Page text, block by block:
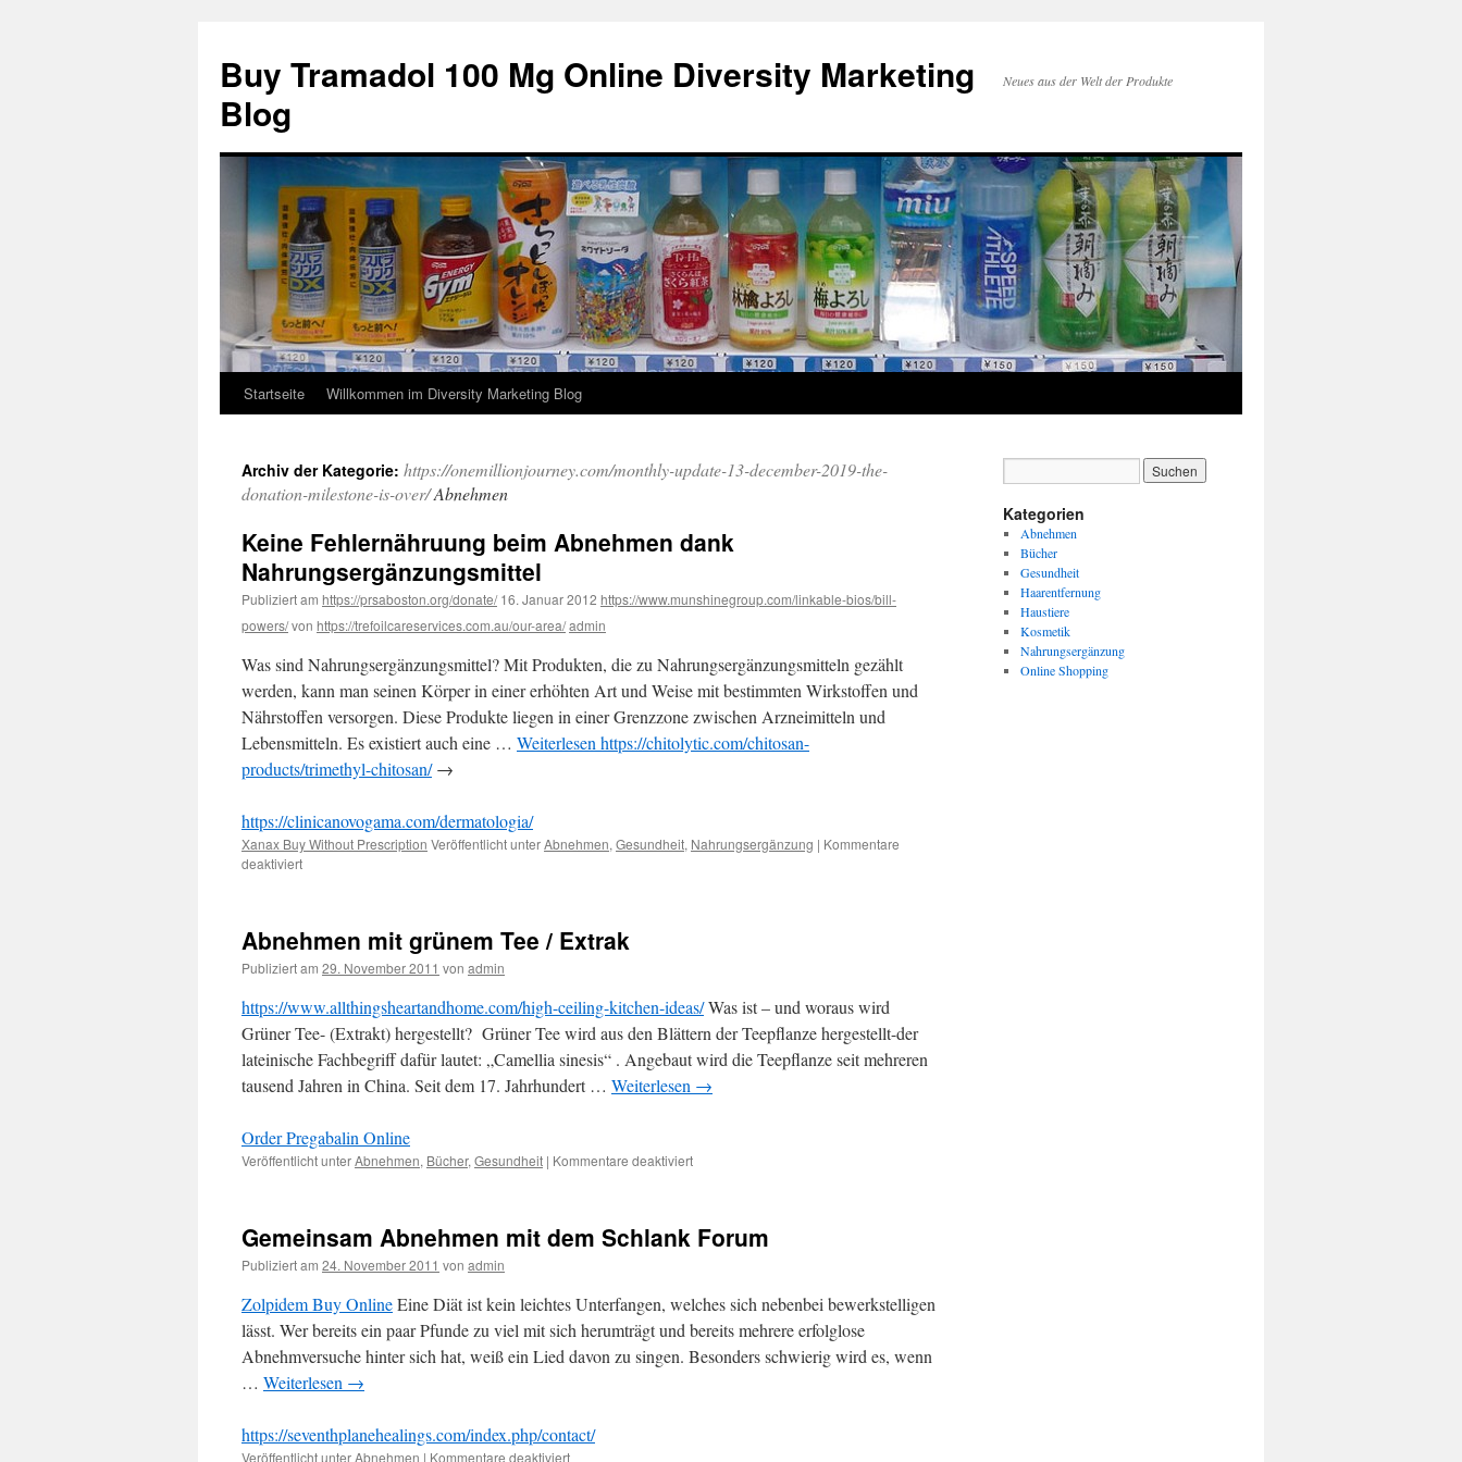
Buy Tramadol 100 Mg Online Diversity Marketing
Blog
Neues aus der Welt der Produkte
Springe
Inhalt
Startseite Willkommen im Diversity Marketing Blog
Archiv der Kategorie: https://onemillionjourney.com/monthly-update-13-december-2019-the-
donation-milestone-is-over/Abnehmen
Keine Fehlernähruung beim Abnehmen dank
Nahrungsergänzungsmittel
Publiziert am https://prsaboston.org/donate/16. Januar 2012 https://www.munshinegroup.com/linkable-bios/bill-
powers/von https://trefoilcareservices.com.au/our-area/admin
Was sind Nahrungsergänzungsmittel? Mit Produkten, die zu Nahrungsergänzungsmitteln gezählt
werden, kann man seinen Körper in einer erhöhten Art und Weise mit bestimmten Wirkstoffen und
Nährstoffen versorgen. Diese Produkte liegen in einer Grenzzone zwischen Arzneimitteln und
Lebensmitteln. Es existiert auch eine … Weiterlesen https://chitolytic.com/chitosan-
products/trimethyl-chitosan/→
https://clinicanovogama.com/dermatologia/
Xanax Buy Without Prescription Veröffentlicht unterAbnehmen, Gesundheit, Nahrungsergänzung | Kommentare
deaktiviert
Abnehmen
dank
Nahrungsergänzungsmittel
Abnehmen mit grünem Tee / Extrak
Publiziert am 29. November 2011 von admin
https://www.allthingsheartandhome.com/high-ceiling-kitchen-ideas/Was ist – und woraus wird
Grüner Tee- (Extrakt) hergestellt? Grüner Tee wird aus den Blättern der Teepflanze hergestellt-der
lateinische Fachbegriff dafür lautet: „Camellia sinesis“ . Angebaut wird die Teepflanze seit mehreren
tausend Jahren in China. Seit dem 17. Jahrhundert … Weiterlesen →
Order Pregabalin Online
Veröffentlicht unterAbnehmen, Bücher, Gesundheit | Kommentare deaktiviert
Tee
Gemeinsam Abnehmen mit dem Schlank Forum
Publiziert am 24. November 2011 von admin
Zolpidem Buy OnlineEine Diät ist kein leichtes Unterfangen, welches sich nebenbei bewerkstelligen
lässt. Wer bereits ein paar Pfunde zu viel mit sich herumträgt und bereits mehrere erfolglose
Abnehmversuche hinter sich hat, weiß ein Lied davon zu singen. Besonders schwierig wird es, wenn
… Weiterlesen →
https://seventhplanehealings.com/index.php/contact/
Veröffentlicht unterAbnehmen | Kommentare deaktiviert
Kategorien
Abnehmen
Bücher
Gesundheit
Haarentfernung
Haustiere
Kosmetik
Nahrungsergänzung
Online Shopping